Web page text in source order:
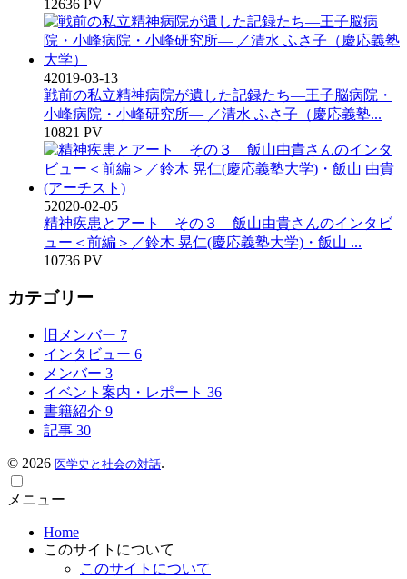
12636 PV
42019-03-13
戦前の私立精神病院が遺した記録たち―王子脳病院・
小峰病院・小峰研究所― ／清水 ふさ子（慶応義塾...
10821 PV
52020-02-05
精神疾患とアート その３ 飯山由貴さんのインタビ
ュー＜前編＞／鈴木 晃仁(慶応義塾大学)・飯山 ...
10736 PV
カテゴリー
旧メンバー 7
インタビュー 6
メンバー 3
イベント案内・レポート 36
書籍紹介 9
記事 30
© 2026 医学史と社会の対話.
メニュー
Home
このサイトについて
このサイトについて